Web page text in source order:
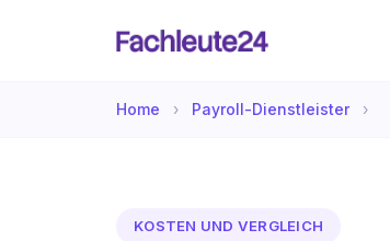
Home › Payroll-Dienstleister ›
KOSTEN UND VERGLEICH